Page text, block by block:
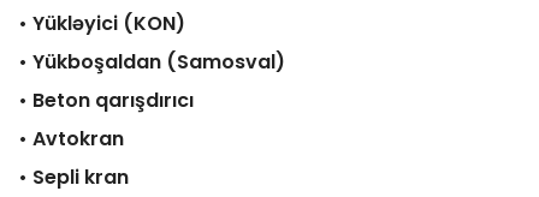
• Yükləyici (KON)
• Yükboşaldan (Samosval)
• Beton qarışdırıcı
• Avtokran
• Sepli kran